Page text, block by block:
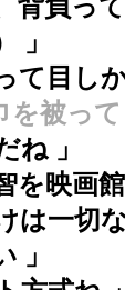
背負っ
」
て目し
を被っ
ね 」
を映画
は一切
」